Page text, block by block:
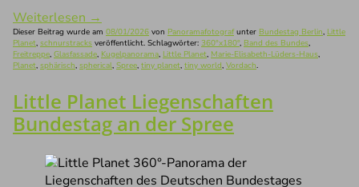
Weiterlesen →
Dieser Beitrag wurde am 08/01/2026 von Panoramafotografunter Bundestag Berlin, Little
Planet, schnurstracks veröffentlicht. Schlagwörter: 360°x180°, Band des Bundes,
Freitreppe, Glasfassade, Kugelpanorama, Little Planet, Marie-Elisabeth-Lüders-Haus,
Planet, sphärisch, spherical, Spree, tiny planet, tiny world, Vordach.
Little Planet Liegenschaften
Bundestag an der Spree